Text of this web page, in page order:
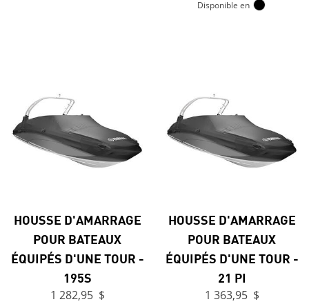
Disponible en
HOUSSE D'AMARRAGE
POUR BATEAUX
ÉQUIPÉS D'UNE TOUR -
195S
1 282,95 $
HOUSSE D'AMARRAGE
POUR BATEAUX
ÉQUIPÉS D'UNE TOUR -
21 PI
1 363,95 $